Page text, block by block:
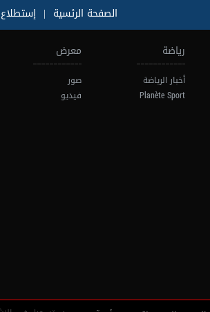
الصفحة الرئسية | إستطلاع
رياضة
أخبار الرياضة
Planète Sport
معرض
صور
فيديو